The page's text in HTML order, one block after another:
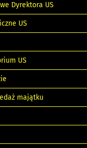
Dyrektora US
US
US
majątku